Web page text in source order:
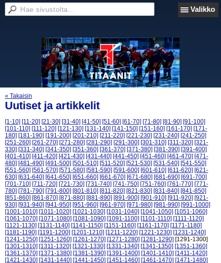
Valikko
« Takaisin
Uutiset ja artikkelit
[1-10] [11-20] [21-30] [31-40] [41-50] [51-60] [61-70] [71-80] [81-90] [91-100]
[101-110] [111-120] [121-130] [131-140] [141-150] [151-160] [161-170] [171-
180] [181-190] [191-200] [201-210] [211-220] [221-230] [231-240] [241-250]
[251-260] [261-270] [271-280] [281-290] [291-300] [301-310] [311-320] [321-
330] [331-340] [341-350] [351-360] [361-370] [371-380] [381-390] [391-400]
[401-410] [411-420] [421-430] [431-440] [441-450] [451-460] [461-470] [471-
480] [481-490] [491-500] [501-510] [511-520] [521-530] [531-540] [541-550]
[551-560] [561-570] [571-580] [581-590] [591-600] [601-610] [611-620] [621-
630] [631-640] [641-650] [651-660] [661-670] [671-680] [681-690] [691-700]
[701-710] [711-720] [721-730] [731-740] [741-750] [751-760] [761-770] [771-
780] [781-790] [791-800] [801-810] [811-820] [821-830] [831-840] [841-850]
[851-860] [861-870] [871-880] [881-890] [891-900] [901-910] [911-920] [921-
930] [931-940] [941-950] [951-960] [961-970] [971-980] [981-990] [991-1000]
[1001-1010] [1011-1020] [1021-1030] [1031-1040] [1041-1050] [1051-1060]
[1061-1070] [1071-1080] [1081-1090] [1091-1100] [1101-1110] [1111-1120]
[1121-1130] [1131-1140] [1141-1150] [1151-1160] [1161-1170] [1171-1180]
[1181-1190] [1191-1200] [1201-1210] [1211-1220] [1221-1230] [1231-1240]
[1241-1250] [1251-1260] [1261-1270] [1271-1280] [1281-1290] [1291-1300]
[1301-1310] [1311-1320] [1321-1330] [1331-1340] [1341-1350] [1351-1360]
[1361-1370] [1371-1380] [1381-1390] [1391-1400] [1401-1410] [1411-1420]
[1421-1430] [1431-1440] [1441-1450] [1451-1460] [1461-1470] [1471-1480]